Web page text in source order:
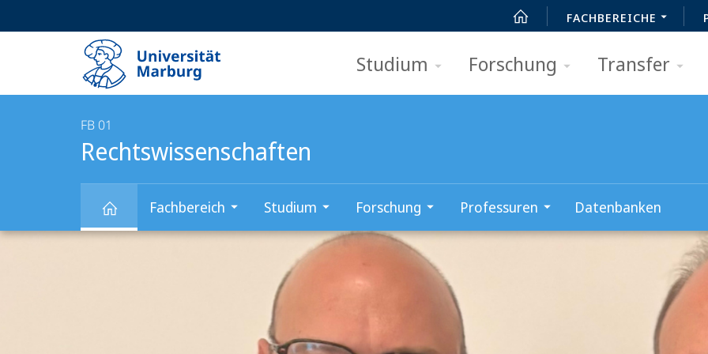
FACHBEREICHE
Studium Forschung Transfer
FB 01
Rechtswissenschaften
Fachbereich Studium Forschung Professuren Datenbanken
Hauptinhalt